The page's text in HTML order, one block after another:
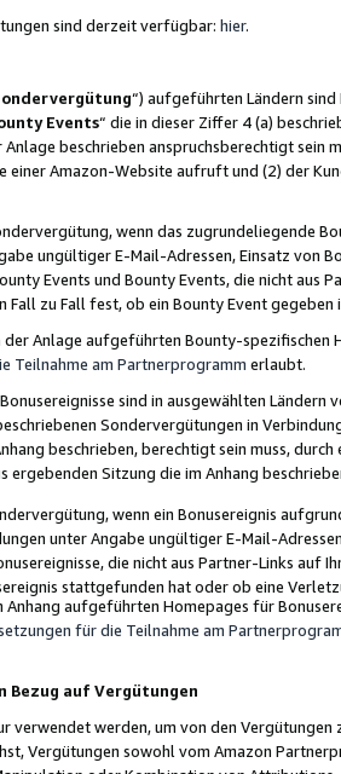
sind derzeit verfügbar: hier.
“) aufgeführten Ländern
Events“ die in dieser Ziffer 4 (a)
beschrieben anspruchsberechtigt sein
einer Amazon-Website aufruft und (2) der
wenn das zugrundeliegende
ungültiger E-Mail-Adressen, Einsatz von
Events und Bounty Events, die nicht
Fall zu Fall fest, ob ein Bounty Event
Anlage aufgeführten Bounty-spezifischen
Teilnahme am Partnerprogramm erlaubt.
Bonusereignisse sind in ausgewählten Ländern
Sondervergütungen in
beschrieben, berechtigt sein muss,
ergebenden Sitzung die im Anhang
wenn ein Bonusereignis
unter Angabe ungültiger E-Mail-
die nicht aus Partner-Links auf
stattgefunden hat oder ob eine
Anhang aufgeführten Homepages für
für die Teilnahme am
Bezug auf Vergütungen
verwendet werden, um von den
Vergütungen sowohl vom Amazon